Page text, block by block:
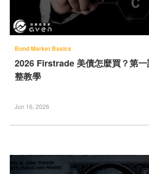
Bond Market Basics
2026 Firstrade 美債怎麼買？第
整教學
Jun 16, 2026